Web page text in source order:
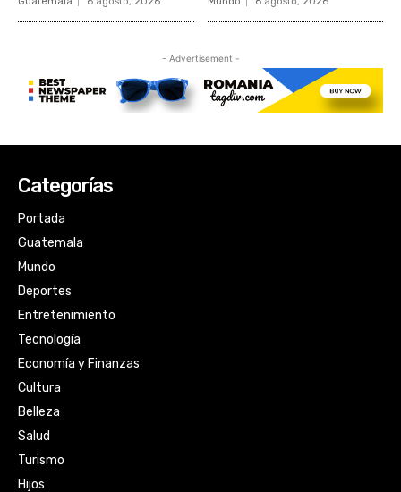
Categorías
Portada
Guatemala
Mundo
Deportes
Entretenimiento
Tecnología
Economía y Finanzas
Cultura
Belleza
Salud
Turismo
Hijos